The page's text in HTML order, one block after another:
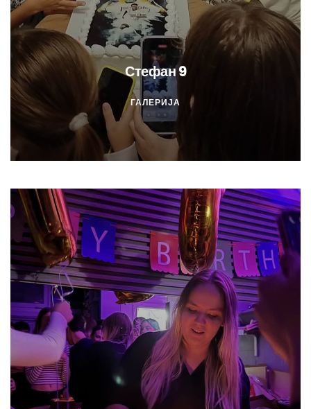
Стефан 9
ГАЛЕРИЈА